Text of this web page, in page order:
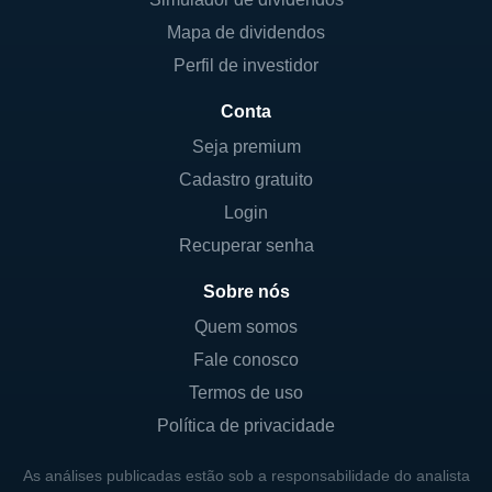
notícias; a Book Publishing, com a
HarperCollins; e a Digital Real Estate
tecnologia e serviços digitais. Este modelo
de negócios multifacetado permite à
empresa se adaptar rapidamente às
mudanças nas preferências do consumidor e
A NEWS CORPORATION HOJE
Atualmente, a News Corporation é
reconhecida por seu forte compromisso com
a qualidade do jornalismo, apesar dos
desafios enfrentados pela indústria. O
Mapa de dividendos
Perfil de investidor
Conta
Seja premium
Cadastro gratuito
Login
Recuperar senha
Sobre nós
Quem somos
Fale conosco
Termos de uso
Política de privacidade
As análises publicadas estão sob a responsabilidade do analista